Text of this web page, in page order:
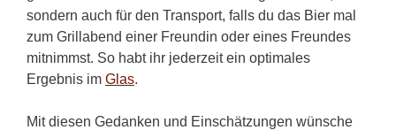
sondern auch für den Transport, falls du das Bier mal
zum Grillabend einer Freundin oder eines Freundes
mitnimmst. So habt ihr jederzeit ein optimales
Ergebnis im Glas.
Mit diesen Gedanken und Einschätzungen wünsche